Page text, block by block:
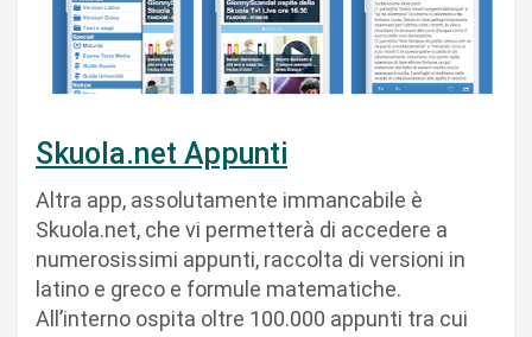
Skuola.net Appunti
Altra app, assolutamente immancabile è
Skuola.net, che vi permetterà di accedere a
numerosissimi appunti, raccolta di versioni in
latino e greco e formule matematiche.
All’interno ospita oltre 100.000 appunti tra cui